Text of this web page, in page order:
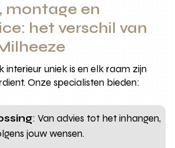
montage en
het verschil van
interieur uniek is en elk raam zijn
Onze specialisten bieden:
: Van advies tot het inhangen,
jouw wensen.